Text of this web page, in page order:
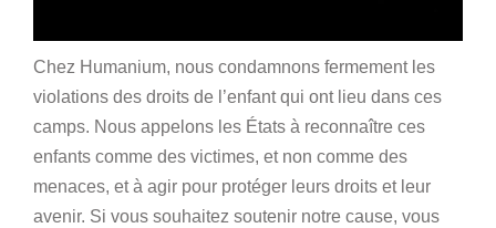
Chez Humanium, nous condamnons fermement les
violations des droits de l’enfant qui ont lieu dans ces
camps. Nous appelons les États à reconnaître ces
enfants comme des victimes, et non comme des
menaces, et à agir pour protéger leurs droits et leur
avenir. Si vous souhaitez soutenir notre cause, vous